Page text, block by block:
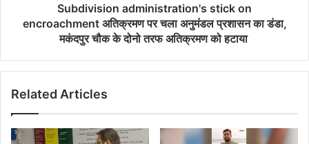
चौक
दोनो
को
Subdivision administration's stick on
encroachment अतिक्रमण पर चला अनुमंडल प्रशासन का डंडा,
मकंदपुर चौक के दोनो तरफ अतिक्रमण को हटाया
Related Articles